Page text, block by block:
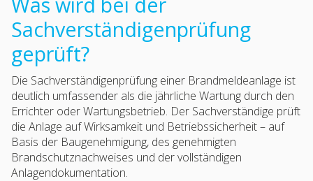
Sachverständigenprüfung
geprüft?
Die Sachverständigenprüfung einer Brandmeldeanlage ist
deutlich umfassender als die jährliche Wartung durch den
Errichter oder Wartungsbetrieb. Der Sachverständige prüft
die Anlage auf Wirksamkeit und Betriebssicherheit – auf
Basis der Baugenehmigung, des genehmigten
Brandschutznachweises und der vollständigen
Anlagendokumentation.